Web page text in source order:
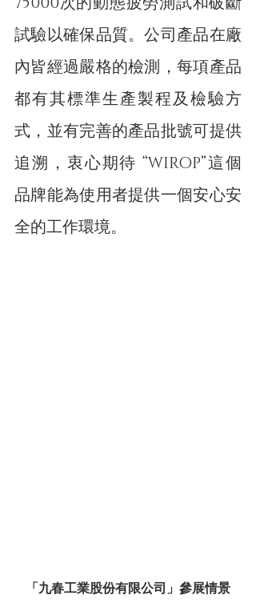
試驗以確保品質。公司產品在廠
內皆經過嚴格的檢測，每項產品
都有其標準生產製程及檢驗方
式，並有完善的產品批號可提供
追溯，衷心期待 “WIROP”這個
品牌能為使用者提供一個安心安
全的工作環境。
「九春工業股份有限公司」參展情景